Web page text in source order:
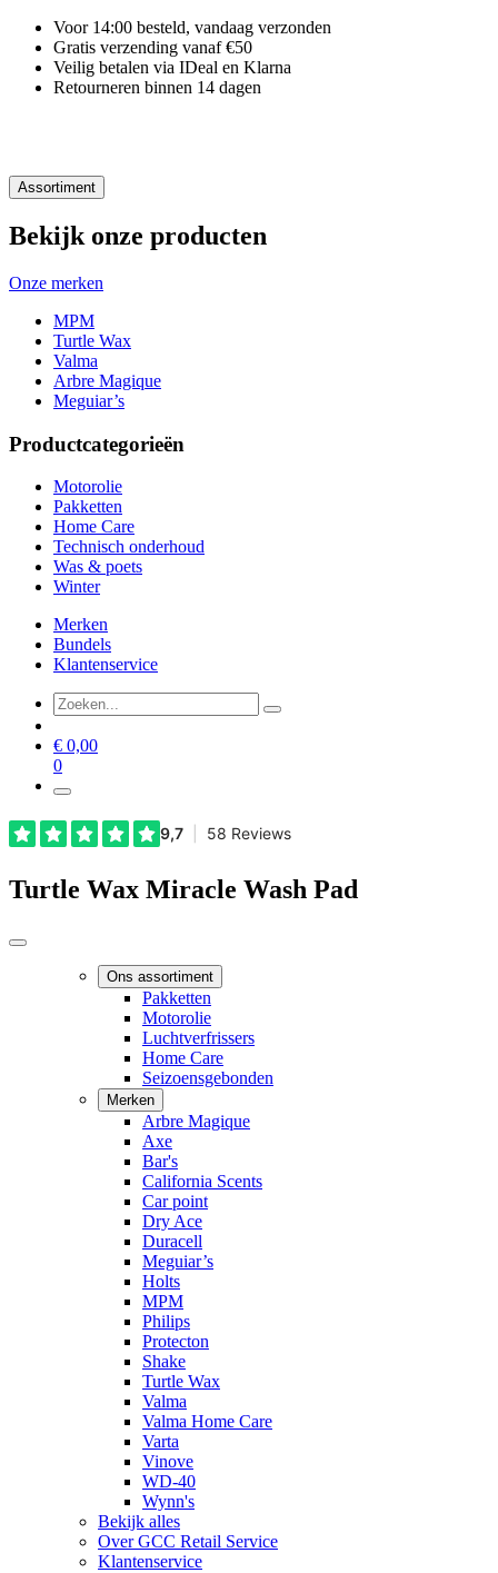
Voor 14:00 besteld, vandaag verzonden
Gratis verzending vanaf €50
Veilig betalen via IDeal en Klarna
Retourneren binnen 14 dagen
Assortiment
Bekijk onze producten
Onze merken
MPM
Turtle Wax
Valma
Arbre Magique
Meguiar’s
Productcategorieën
Motorolie
Pakketten
Home Care
Technisch onderhoud
Was & poets
Winter
Merken
Bundels
Klantenservice
€ 0,00
0
Turtle Wax Miracle Wash Pad
Ons assortiment
Pakketten
Motorolie
Luchtverfrissers
Home Care
Seizoensgebonden
Merken
Arbre Magique
Axe
Bar's
California Scents
Car point
Dry Ace
Duracell
Meguiar’s
Holts
MPM
Philips
Protecton
Shake
Turtle Wax
Valma
Valma Home Care
Varta
Vinove
WD-40
Wynn's
Bekijk alles
Over GCC Retail Service
Klantenservice